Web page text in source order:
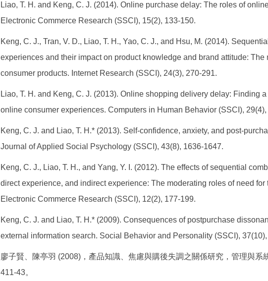
Liao, T. H. and Keng, C. J. (2014). Online purchase delay: The roles of
Electronic Commerce Research (SSCI), 15(2), 133-150.
Keng, C. J., Tran, V. D., Liao, T. H., Yao, C. J., and Hsu, M. (2014).
experiences and their impact on product knowledge and brand attitude:
consumer products. Internet Research (SSCI), 24(3), 270-291.
Liao, T. H. and Keng, C. J. (2013). Online shopping delivery delay: Finding
online consumer experiences. Computers in Human Behavior (SSCI),
Keng, C. J. and Liao, T. H.* (2013). Self-confidence, anxiety, and post-
Journal of Applied Social Psychology (SSCI), 43(8), 1636-1647.
Keng, C. J., Liao, T. H., and Yang, Y. I. (2012). The effects of sequential
direct experience, and indirect experience: The moderating roles of need
Electronic Commerce Research (SSCI), 12(2), 177-199.
Keng, C. J. and Liao, T. H.* (2009). Consequences of postpurchase
external information search. Social Behavior and Personality (SSCI),
廖子賢、陳亭羽 (2008)，產品知識、焦慮與購後失調之關係研究，管理與系
411-43。